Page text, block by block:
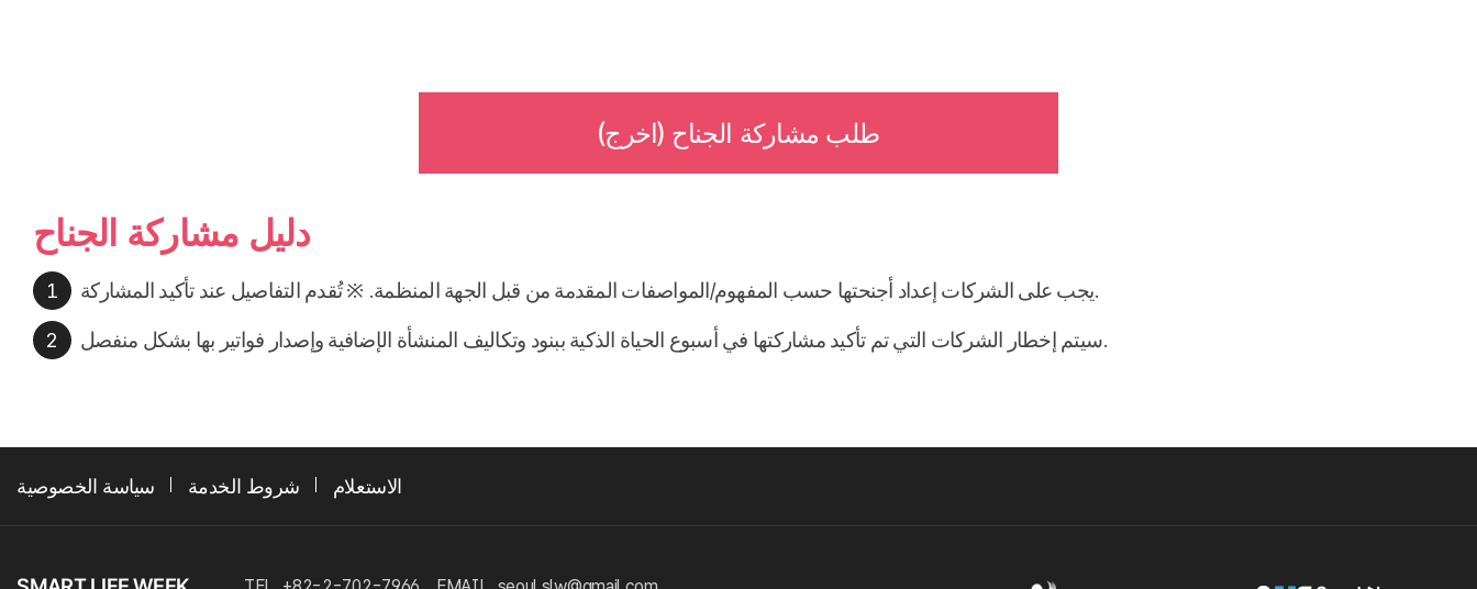
طلب مشاركة الجناح (اخرج)
دليل مشاركة الجناح
يجب على الشركات إعداد أجنحتها حسب المفهوم/المواصفات المقدمة من قبل الجهة المنظمة. ※ تُقدم التفاصيل عند تأكيد المشاركة.
سيتم إخطار الشركات التي تم تأكيد مشاركتها في أسبوع الحياة الذكية ببنود وتكاليف المنشأة الإضافية وإصدار فواتير بها بشكل منفصل.
سياسة الخصوصية شروط الخدمة الاستعلام